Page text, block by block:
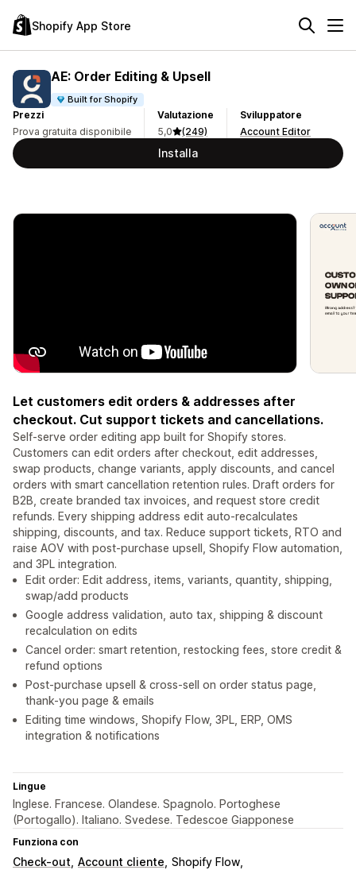
Shopify App Store
AE: Order Editing & Upsell
Built for Shopify
Prezzi
Prova gratuita disponibile
Valutazione
5,0
(249)
Sviluppatore
Account Editor
Installa
Let customers edit orders & addresses after
checkout. Cut support tickets and cancellations.
Self-serve order editing app built for Shopify stores.
Customers can edit orders after checkout, edit addresses,
swap products, change variants, apply discounts, and cancel
orders with smart cancellation retention rules. Draft orders for
B2B, create branded tax invoices, and request store credit
refunds. Every shipping address edit auto-recalculates
shipping, discounts, and tax. Reduce support tickets, RTO and
raise AOV with post-purchase upsell, Shopify Flow automation,
and 3PL integration.
Edit order: Edit address, items, variants, quantity, shipping,
swap/add products
Google address validation, auto tax, shipping & discount
recalculation on edits
Cancel order: smart retention, restocking fees, store credit &
refund options
Post-purchase upsell & cross-sell on order status page,
thank-you page & emails
Editing time windows, Shopify Flow, 3PL, ERP, OMS
integration & notifications
Lingue
Inglese. Francese. Olandese. Spagnolo. Portoghese
(Portogallo). Italiano. Svedese. Tedescoe Giapponese
Funziona con
Check-out Account cliente Shopify Flow